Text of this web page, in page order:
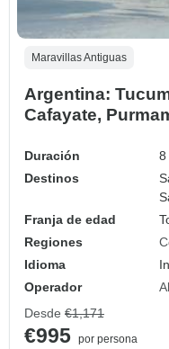
Maravillas Antiguas
Argentina:
Cafayate,
Duración
8
Destinos
Franja de edad
Regiones
Idioma
Operador
Desde €1,171
€995 por persona